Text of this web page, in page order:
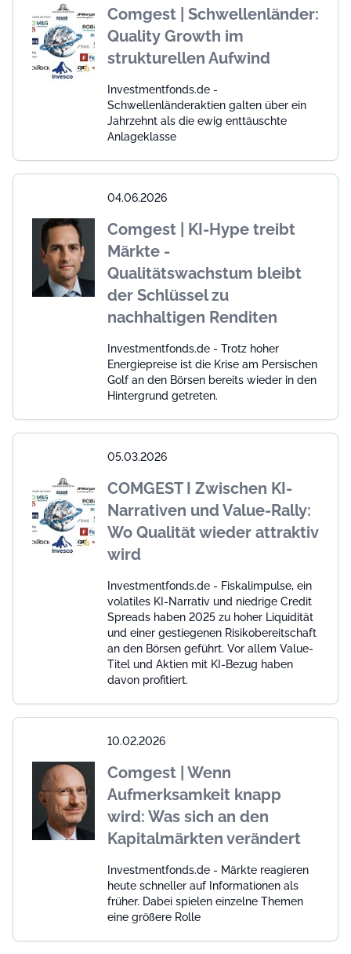
Comgest | Schwellenländer:
Quality Growth im
strukturellen Aufwind
Investmentfonds.de -
Schwellenländeraktien galten über ein
Jahrzehnt als die ewig enttäuschte
Anlageklasse
04.06.2026
Comgest | KI-Hype treibt
Märkte -
Qualitätswachstum bleibt
der Schlüssel zu
nachhaltigen Renditen
Investmentfonds.de - Trotz hoher
Energiepreise ist die Krise am Persischen
Golf an den Börsen bereits wieder in den
Hintergrund getreten.
05.03.2026
COMGEST I Zwischen KI-
Narrativen und Value-Rally:
Wo Qualität wieder attraktiv
wird
Investmentfonds.de - Fiskalimpulse, ein
volatiles KI-Narrativ und niedrige Credit
Spreads haben 2025 zu hoher Liquidität
und einer gestiegenen Risikobereitschaft
an den Börsen geführt. Vor allem Value-
Titel und Aktien mit KI-Bezug haben
davon profitiert.
10.02.2026
Comgest | Wenn
Aufmerksamkeit knapp
wird: Was sich an den
Kapitalmärkten verändert
Investmentfonds.de - Märkte reagieren
heute schneller auf Informationen als
früher. Dabei spielen einzelne Themen
eine größere Rolle